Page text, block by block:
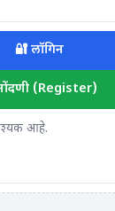
🔐 लॉगिन
(Register)
आहे.